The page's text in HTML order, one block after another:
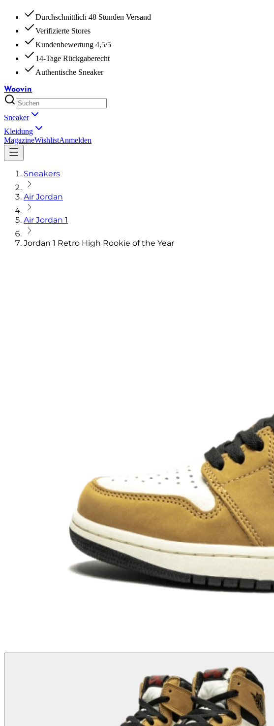
Durchschnittlich 48 Stunden Versand
Verifizierte Stores
Kundenbewertung 4,5/5
14-Tage Rückgaberecht
Authentische Sneaker
Woovin
Sneaker
Kleidung
MagazineWishlistAnmelden
Sneakers
Air Jordan
Air Jordan 1
Jordan 1 Retro High Rookie of the Year